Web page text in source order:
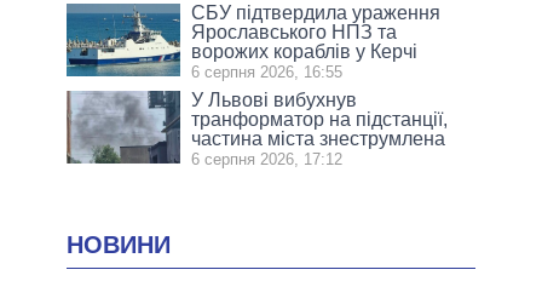
СБУ підтвердила ураження
Ярославського НПЗ та
ворожих кораблів у Керчі
6 серпня 2026, 16:55
У Львові вибухнув
транформатор на підстанції,
частина міста знеструмлена
6 серпня 2026, 17:12
НОВИНИ